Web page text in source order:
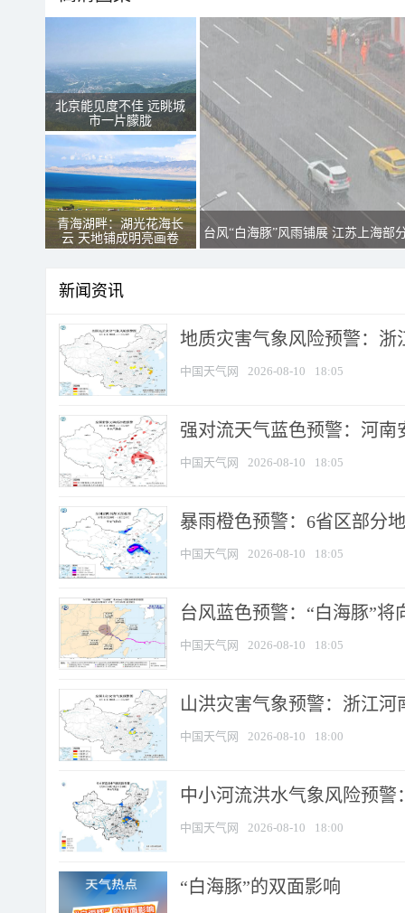
北京能见度不佳 远眺城
市一片朦胧
青海湖畔：湖光花海长
云 天地铺成明亮画卷
台风“白海豚”风雨铺展 江苏上海部
新闻资讯
地质灾害气象风险预警：浙
中国天气网 2026-08-10 18:05
强对流天气蓝色预警：河南
中国天气网 2026-08-10 18:05
暴雨橙色预警：6省区部分
中国天气网 2026-08-10 18:05
台风蓝色预警：“白海豚”
中国天气网 2026-08-10 18:05
山洪灾害气象预警：浙江
中国天气网 2026-08-10 18:00
中小河流洪水气象风险预
中国天气网 2026-08-10 18:00
​“白海豚”的双面影响